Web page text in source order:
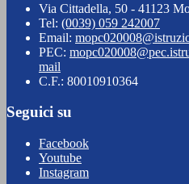
Via Cittadella, 50 - 41123
Tel: (0039) 059 242007
Email:
PEC:
mail
C.F.: 80010910364
Seguici su
Facebook
Youtube
Instagram